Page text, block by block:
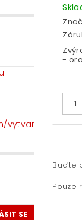
vytvar
-
Buďte
Pouze